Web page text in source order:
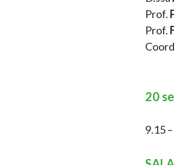
Prof.
Prof.
20
9.15